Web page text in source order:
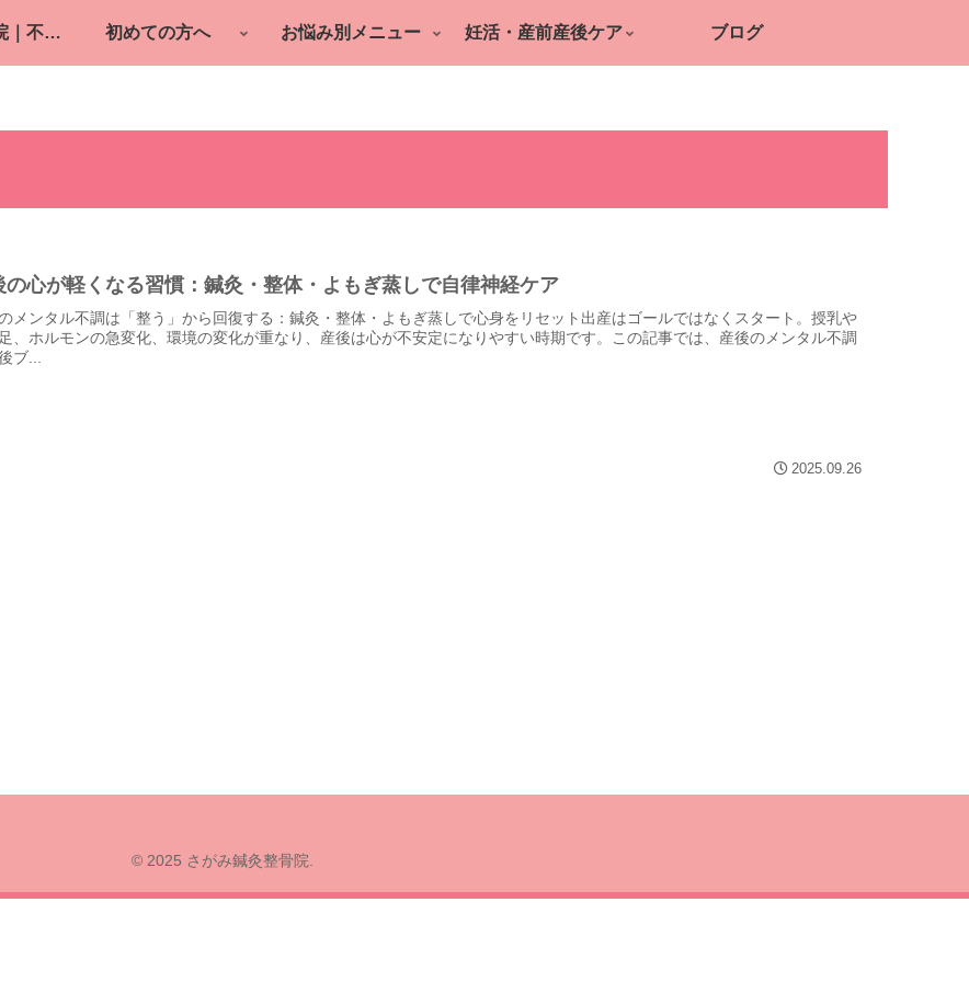
町田の鍼灸整骨院｜不妊鍼灸・逆子・産後ケア 初めての方へ お悩み別メニュー 妊活・産前産後ケア ブログ
の心が軽くなる習慣：鍼灸・整体・よもぎ蒸しで自律神経ケア
メンタル不調は「整う」から回復する：鍼灸・整体・よもぎ蒸しで心身をリセット出産はゴールではなくスタート。授乳や
、ホルモンの急変化、環境の変化が重なり、産後は心が不安定になりやすい時期です。この記事では、産後のメンタル不調
ブ...
2025.09.26
© 2025 さがみ鍼灸整骨院.